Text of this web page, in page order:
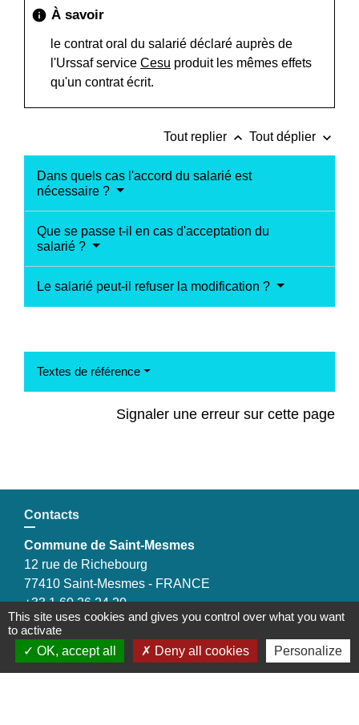
info À savoir
le contrat oral du salarié déclaré auprès de
l'Urssaf service Cesu produit les mêmes effets
qu'un contrat écrit.
Tout replier keyboard_arrow_up Tout déplier keyboard_arrow_down
Dans quels cas l'accord du salarié est
nécessaire ?
Que se passe t-il en cas d'acceptation du
salarié ?
Le salarié peut-il refuser la modification ?
Textes de référence
Signaler une erreur sur cette page
Contacts
Commune de Saint-Mesmes
12 rue de Richebourg
77410 Saint-Mesmes - FRANCE
+33 1 60 26 24 20
Liens
This site uses cookies and gives you control over what you want
to activate
OK, accept all
Deny all cookies Personalize